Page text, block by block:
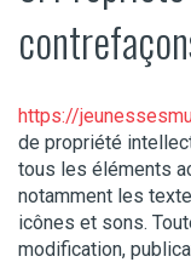
https://
de propriété
tous les éléments
notamment les
icônes et sons.
modification,